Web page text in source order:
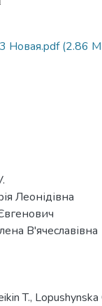
Новая.pdf(2.86
Леонідівна
В'ячеславівна
T.,